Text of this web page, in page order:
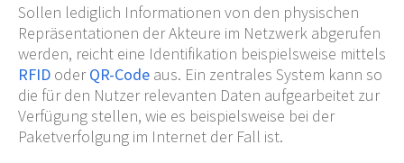
Sollen lediglich Informationen von den physischen
Repräsentationen der Akteure im Netzwerk abgerufen
werden, reicht eine Identifikation beispielsweise mittels
RFID oderQR-Code aus. Ein zentrales System kann so
die für den Nutzer relevanten Daten aufgearbeitet zur
Verfügung stellen, wie es beispielsweise bei der
Paketverfolgung im Internet der Fall ist.